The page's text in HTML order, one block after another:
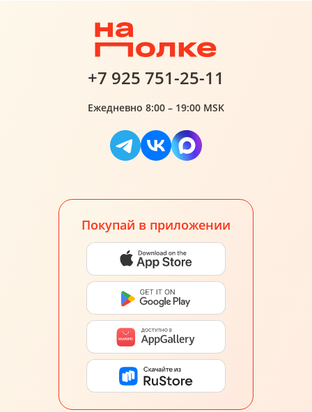
+7 925 751-25-11
Ежедневно 8:00 – 19:00 MSK
Покупай в приложении